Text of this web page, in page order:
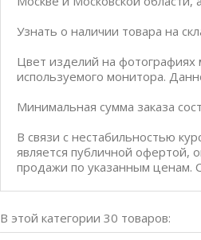
Узнать о наличии товара на
Цвет изделий на фотографиях
используемого монитора.
Минимальная сумма заказа
В связи с нестабильностью
является публичной офертой,
продажи по указанным ценам.
В этой категории 30 товаров: